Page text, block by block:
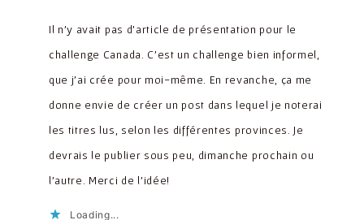
Il n’y avait pas d’article de présentation pour le
challenge Canada. C’est un challenge bien informel,
que j’ai crée pour moi-même. En revanche, ça me
donne envie de créer un post dans lequel je noterai
les titres lus, selon les différentes provinces. Je
devrais le publier sous peu, dimanche prochain ou
l’autre. Merci de l’idée!
Loading...